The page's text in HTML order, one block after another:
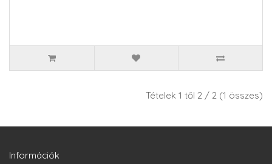
Tételek 1 től 2 / 2 (1 összes)
Információk